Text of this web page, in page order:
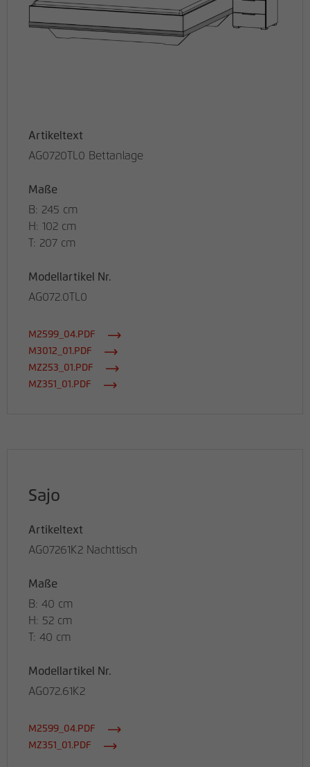
Artikeltext
AG0720TL0 Bettanlage
Maße
B: 245 cm
H: 102 cm
T: 207 cm
Modellartikel Nr.
AG072.0TL0
M2599_04.PDF
M3012_01.PDF
MZ253_01.PDF
MZ351_01.PDF
Sajo
Artikeltext
AG07261K2 Nachttisch
Maße
B: 40 cm
H: 52 cm
T: 40 cm
Modellartikel Nr.
AG072.61K2
M2599_04.PDF
MZ351_01.PDF